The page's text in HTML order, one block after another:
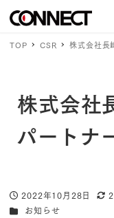
TOP CSR 株式会社長
株式会社
パートナ
投稿日2022年10月28日 更
カテゴリー
お知らせ